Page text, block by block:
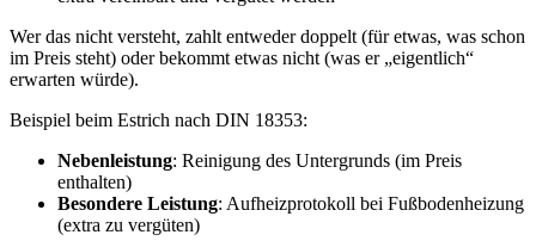
Wer das nicht versteht, zahlt entweder doppelt (für etwas, was schon
im Preis steht) oder bekommt etwas nicht (was er „eigentlich“
erwarten würde).
Beispiel beim Estrich nach DIN 18353:
Nebenleistung: Reinigung des Untergrunds (im Preis
enthalten)
Besondere Leistung: Aufheizprotokoll bei Fußbodenheizung
(extra zu vergüten)